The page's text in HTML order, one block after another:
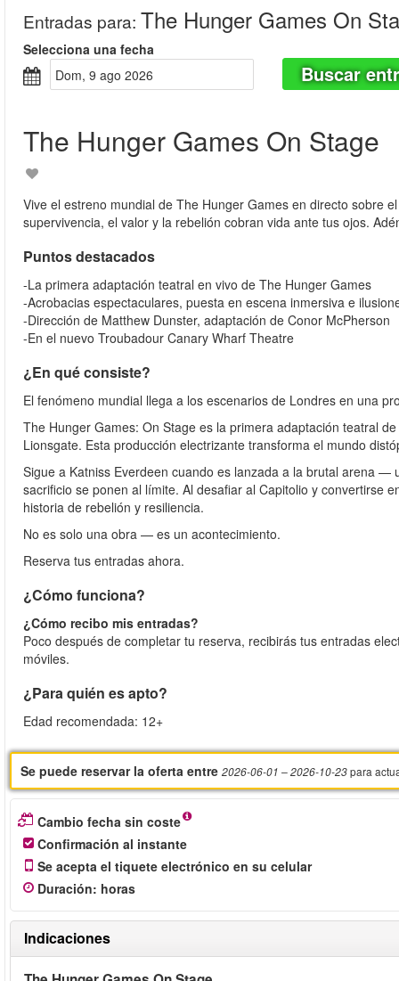
Entradas para: The Hunger Games On
Selecciona una fecha
dom, 9 ago 2026
Buscar
The Hunger Games On Stage
Vive el estreno mundial de The Hunger Games en directo sobre
supervivencia, el valor y la rebelión cobran vida ante tus ojos.
Puntos destacados
-La primera adaptación teatral en vivo de The Hunger Games
-Acrobacias espectaculares, puesta en escena inmersiva e
-Dirección de Matthew Dunster, adaptación de Conor McPherson
-En el nuevo Troubadour Canary Wharf Theatre
¿En qué consiste?
El fenómeno mundial llega a los escenarios de Londres en una
The Hunger Games: On Stage es la primera adaptación teatral
Lionsgate. Esta producción electrizante transforma el mundo
Sigue a Katniss Everdeen cuando es lanzada a la brutal arena
sacrificio se ponen al límite. Al desafiar al Capitolio y convertirse
historia de rebelión y resiliencia.
No es solo una obra — es un acontecimiento.
Reserva tus entradas ahora.
¿Cómo funciona?
¿Cómo recibo mis entradas?
Poco después de completar tu reserva, recibirás tus entradas
móviles.
¿Para quién es apto?
Edad recomendada: 12+
Se puede reservar la oferta entre 2026-06-01 – 2026-10-23para
Cambio fecha sin coste
Confirmación al instante
Se acepta el tiquete electrónico en su celular
Duración: horas
Indicaciones